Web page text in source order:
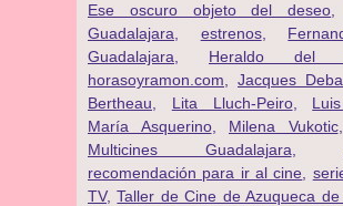
Ese oscuro objeto del deseo
Guadalajara
estrenos,
Guadalajara
Heraldo del
horasoyramon.com
Jacques
Bertheau
Lita Lluch-Peiro,
María Asquerino, Milena Vukotic
Multicines Guadalajara
recomendación para ir al cine
TV,Taller de Cine de Azuqueca